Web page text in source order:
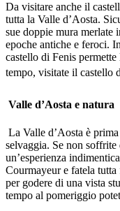
Da visitare anche il
tutta la Valle d’Aosta.
sue doppie mura merlate
epoche antiche e feroci.
castello di Fenis
tempo, visitate il castello
Valle d’Aosta e natura
La Valle d’Aosta è
selvaggia. Se non
un’esperienza
Courmayeur e fatela
per godere di una vista
tempo al pomeriggio